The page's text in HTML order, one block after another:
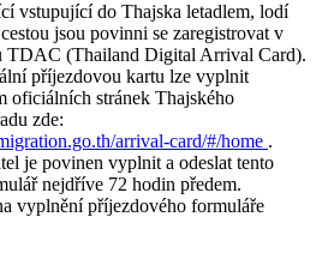
vstupující do Thajska letadlem, lodí
jsou povinni se zaregistrovat v
TDAC (Thailand Digital Arrival Card).
příjezdovou kartu lze vyplnit
oficiálních stránek Thajského
zde:
arrival-card/#/home .
je povinen vyplnit a odeslat tento
nejdříve 72 hodin předem.
vyplnění příjezdového formuláře